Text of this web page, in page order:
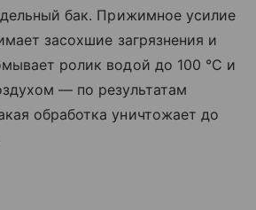
бак. Прижимное усилие
засохшие загрязнения и
ролик водой до 100 °C и
— по результатам
обработка уничтожает до